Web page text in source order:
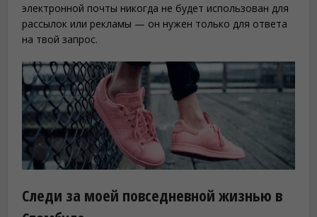
электронной почты никогда не будет использован для
рассылок или рекламы — он нужен только для ответа
на твой запрос.
Следи за моей повседневной жизнью в